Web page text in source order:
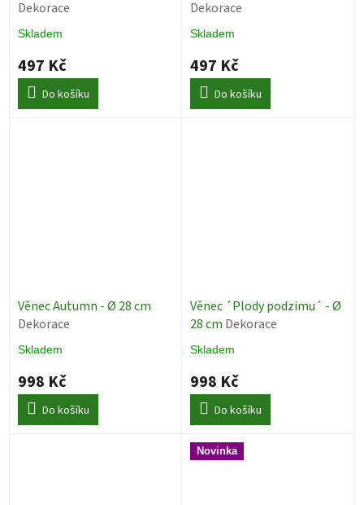
Dekorace
Skladem
497 Kč
Do košíku
Dekorace
Skladem
497 Kč
Do košíku
Věnec Autumn - Ø 28 cm
Dekorace
Skladem
998 Kč
Do košíku
Věnec ´Plody podzimu´ - Ø
28 cm Dekorace
Skladem
998 Kč
Do košíku
Novinka